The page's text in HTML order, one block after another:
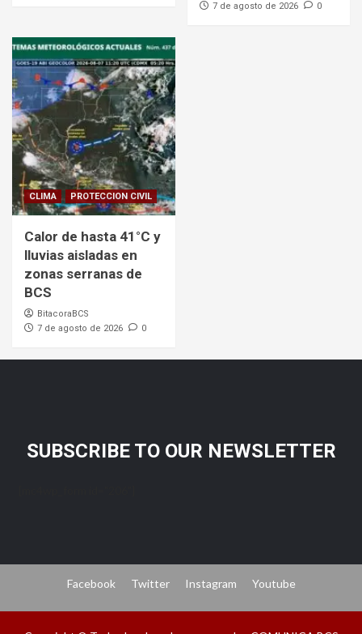
7 de agosto de 2026
0
CLIMA PROTECCION CIVIL
Calor de hasta 41°C y
lluvias aisladas en
zonas serranas de
BCS
BitacoraBCS
7 de agosto de 2026
0
SUBSCRIBE TO OUR NEWSLETTER
Facebook Twitter Instagram Youtube